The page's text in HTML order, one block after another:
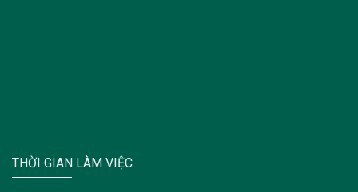
THỜI GIAN LÀM VIỆC